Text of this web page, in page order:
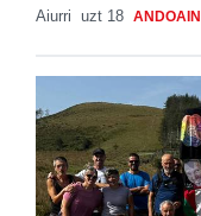
Aiurri uzt 18 ANDOAIN